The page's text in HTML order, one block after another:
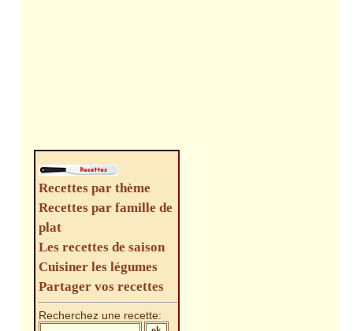
Recettes par thème
Recettes par famille de
plat
Les recettes de saison
Cuisiner les légumes
Partager vos recettes
Recherchez une recette: